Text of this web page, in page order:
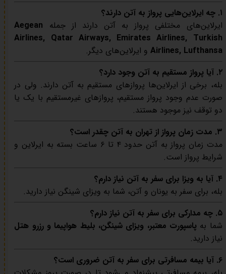
۱. چه ایرلاین‌هایی پرواز به آتن دارند؟
ایرلاین‌های مختلفی پرواز به آتن دارند از جمله Aegean
Airlines, Qatar Airways, Emirates Airlines, Turkish
Airlines, Lufthansa و ایرلاین‌های دیگر.
۲. آیا پرواز مستقیم به آتن وجود دارد؟
بله، برخی از ایرلاین‌ها پروازهای مستقیم به آتن دارند. ولی در
صورت عدم وجود پرواز مستقیم، پروازهای غیرمستقیم با یک یا
دو توقف نیز موجود هستند.
۳. مدت زمان پرواز از تهران به آتن چقدر است؟
مدت زمان پرواز به آتن حدود ۴ تا ۶ ساعت بسته به ایرلاین و
شرایط پرواز است.
۴. آیا به ویزا برای سفر به آتن نیاز دارم؟
بله، برای سفر به یونان و آتن، شما به ویزای شینگن نیاز دارید.
۵. چه مدارکی برای سفر به آتن نیاز دارم؟
شما به پاسپورت معتبر، ویزای شینگن، بلیط هواپیما و رزرو هتل
نیاز دارید.
۶. آیا بیمه مسافرتی برای سفر به آتن ضروری است؟